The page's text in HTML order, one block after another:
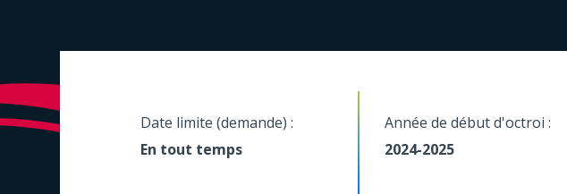
Date limite (demande) :
En tout temps
Année de début d'octroi :
2024-2025